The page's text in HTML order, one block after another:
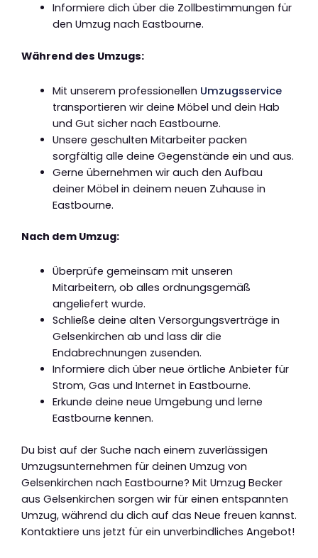
Informiere dich über die Zollbestimmungen für
den Umzug nach Eastbourne.
Während des Umzugs:
Mit unserem professionellen Umzugsservice
transportieren wir deine Möbel und dein Hab
und Gut sicher nach Eastbourne.
Unsere geschulten Mitarbeiter packen
sorgfältig alle deine Gegenstände ein und aus.
Gerne übernehmen wir auch den Aufbau
deiner Möbel in deinem neuen Zuhause in
Eastbourne.
Nach dem Umzug:
Überprüfe gemeinsam mit unseren
Mitarbeitern, ob alles ordnungsgemäß
angeliefert wurde.
Schließe deine alten Versorgungsverträge in
Gelsenkirchen ab und lass dir die
Endabrechnungen zusenden.
Informiere dich über neue örtliche Anbieter für
Strom, Gas und Internet in Eastbourne.
Erkunde deine neue Umgebung und lerne
Eastbourne kennen.
Du bist auf der Suche nach einem zuverlässigen
Umzugsunternehmen für deinen Umzug von
Gelsenkirchen nach Eastbourne? Mit Umzug Becker
aus Gelsenkirchen sorgen wir für einen entspannten
Umzug, während du dich auf das Neue freuen kannst.
Kontaktiere uns jetzt für ein unverbindliches Angebot!